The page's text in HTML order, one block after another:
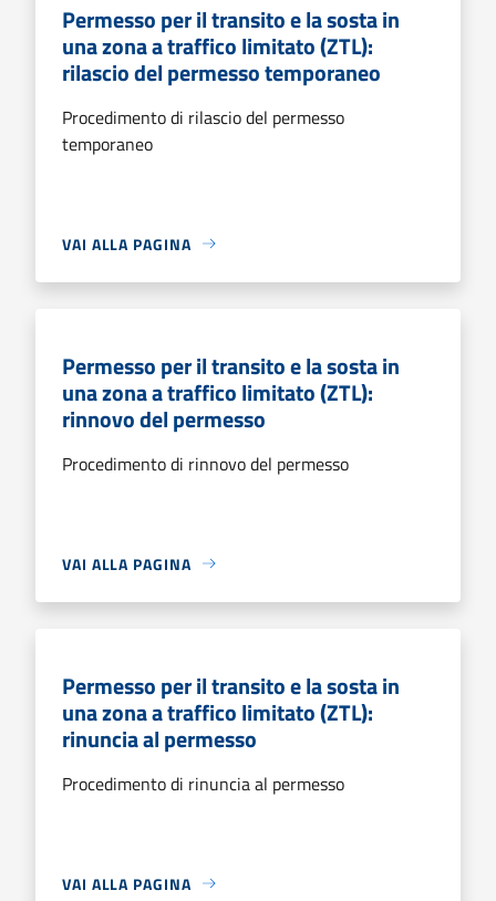
Permesso per il transito e la sosta in
una zona a traffico limitato (ZTL):
rilascio del permesso temporaneo
Procedimento di rilascio del permesso
temporaneo
VAI ALLA PAGINA
Permesso per il transito e la sosta in
una zona a traffico limitato (ZTL):
rinnovo del permesso
Procedimento di rinnovo del permesso
VAI ALLA PAGINA
Permesso per il transito e la sosta in
una zona a traffico limitato (ZTL):
rinuncia al permesso
Procedimento di rinuncia al permesso
VAI ALLA PAGINA